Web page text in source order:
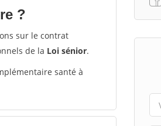
?
sur le contrat
de la Loi sénior.
santé à